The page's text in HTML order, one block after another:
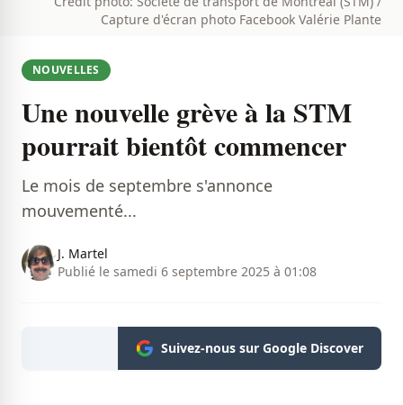
Capture d'écran photo Facebook Valérie Plante
NOUVELLES
Une nouvelle grève à la STM
pourrait bientôt commencer
Le mois de septembre s'annonce
mouvementé...
J. Martel
Publié le samedi 6 septembre 2025 à 01:08
Suivez-nous sur Google Discover